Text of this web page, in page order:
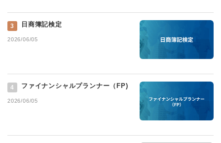
3 日商簿記検定
2026/06/05
4 ファイナンシャルプランナー（FP)
2026/06/05